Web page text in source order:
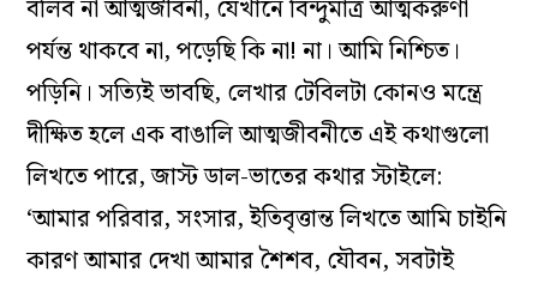
বলিব না আত্মজীবনী, যেখানে বিন্দুমাত্র আত্মকরুণা
পর্যন্ত থাকবে না, পড়েছি কি না! না। আমি নিশ্চিত।
পড়িনি। সত্যিই ভাবছি, লেখার টেবিলটা কোনও মন্ত্রে
দীক্ষিত হলে এক বাঙালি আত্মজীবনীতে এই কথাগুলো
লিখতে পারে, জাস্ট ডাল-ভাতের কথার স্টাইলে:
‘আমার পরিবার, সংসার, ইতিবৃত্তান্ত লিখতে আমি চাইনি
কারণ আমার দেখা আমার শৈশব, যৌবন, সবটাই